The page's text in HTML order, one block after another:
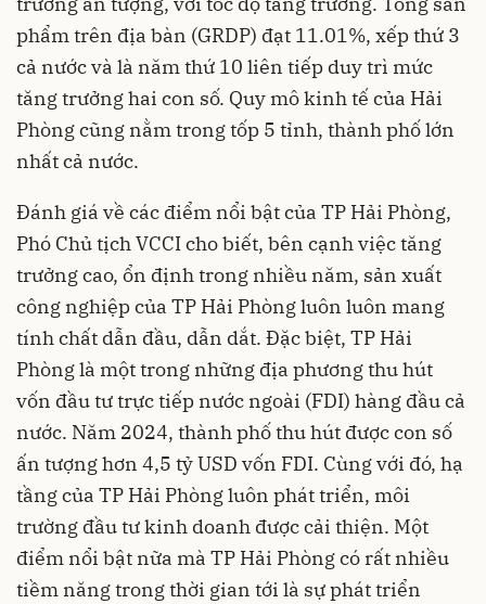
phẩm trên địa bàn (GRDP) đạt 11.01%, xếp thứ 3
cả nước và là năm thứ 10 liên tiếp duy trì mức
tăng trưởng hai con số. Quy mô kinh tế của Hải
Phòng cũng nằm trong tốp 5 tỉnh, thành phố lớn
nhất cả nước.
Đánh giá về các điểm nổi bật của TP Hải Phòng,
Phó Chủ tịch VCCI cho biết, bên cạnh việc tăng
trưởng cao, ổn định trong nhiều năm, sản xuất
công nghiệp của TP Hải Phòng luôn luôn mang
tính chất dẫn đầu, dẫn dắt. Đặc biệt, TP Hải
Phòng là một trong những địa phương thu hút
vốn đầu tư trực tiếp nước ngoài (FDI) hàng đầu cả
nước. Năm 2024, thành phố thu hút được con số
ấn tượng hơn 4,5 tỷ USD vốn FDI. Cùng với đó, hạ
tầng của TP Hải Phòng luôn phát triển, môi
trường đầu tư kinh doanh được cải thiện. Một
điểm nổi bật nữa mà TP Hải Phòng có rất nhiều
tiềm năng trong thời gian tới là sự phát triển